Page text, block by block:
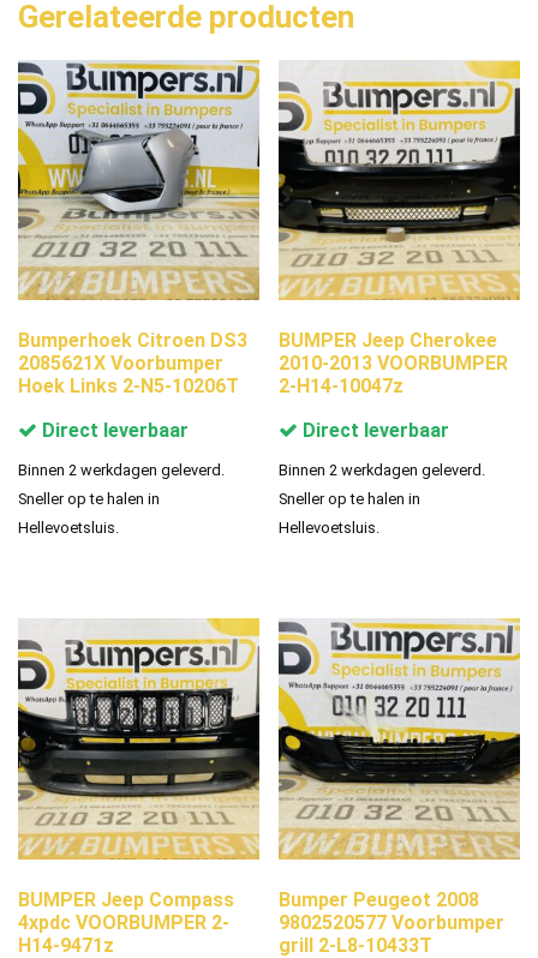
Gerelateerde producten
Bumperhoek Citroen DS3
2085621X Voorbumper
Hoek Links 2-N5-10206T
Direct leverbaar
Binnen 2 werkdagen geleverd.
Sneller op te halen in
Hellevoetsluis.
BUMPER Jeep Cherokee
2010-2013 VOORBUMPER
2-H14-10047z
Direct leverbaar
Binnen 2 werkdagen geleverd.
Sneller op te halen in
Hellevoetsluis.
BUMPER Jeep Compass
4xpdc VOORBUMPER 2-
H14-9471z
Bumper Peugeot 2008
9802520577 Voorbumper
grill 2-L8-10433T